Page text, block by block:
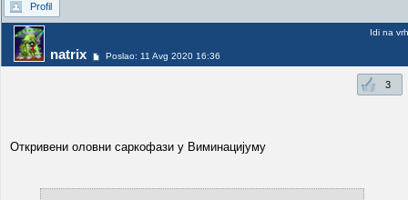
Profil
natrix Poslao: 11 Avg 2020 16:36
Idi na vrh
3
Откривени оловни саркофази у Виминацијуму